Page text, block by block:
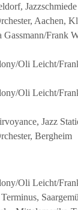
Jazzschmiede
Aachen,
Frank
Oli Leicht/
Oli Leicht/
Jazz
Bergheim
Oli Leicht/